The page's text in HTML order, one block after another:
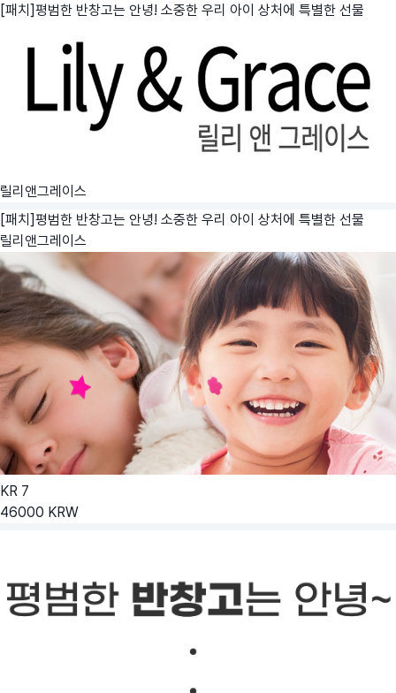
[패치]평범한 반창고는 안녕! 소중한 우리 아이 상처에 특별한 선물
릴리앤그레이스
[패치]평범한 반창고는 안녕! 소중한 우리 아이 상처에 특별한 선물
릴리앤그레이스
KR 7
46000 KRW